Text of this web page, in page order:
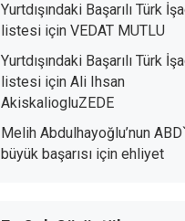
Yurtdışındaki Başarılı Türk
listesi için VEDAT MUTLU
Yurtdışındaki Başarılı Türk
listesi için Ali Ihsan
AkiskaliogluZEDE
Melih Abdulhayoğlu’nun
büyük başarısı için ehliyet